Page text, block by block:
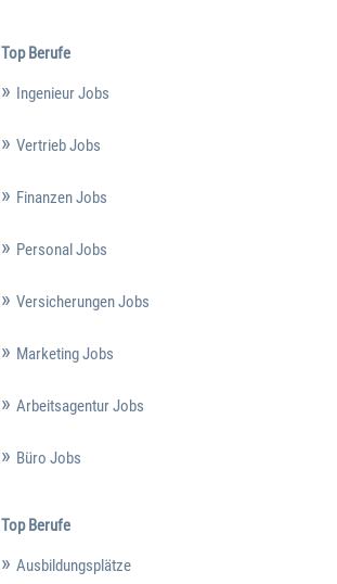
Top Berufe
Ingenieur Jobs
Vertrieb Jobs
Finanzen Jobs
Personal Jobs
Versicherungen Jobs
Marketing Jobs
Arbeitsagentur Jobs
Büro Jobs
Top Berufe
Ausbildungsplätze